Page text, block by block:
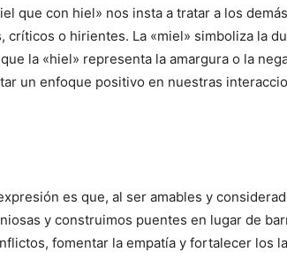
que con hiel» nos insta a tratar a los
o hirientes. La «miel» simboliza la
la «hiel» representa la amargura o la
un enfoque positivo en nuestras
es que, al ser amables y
y construimos puentes en lugar de
fomentar la empatía y fortalecer los